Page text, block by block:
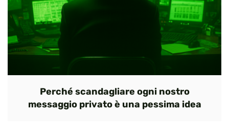
Perché scandagliare ogni nostro
messaggio privato è una pessima idea